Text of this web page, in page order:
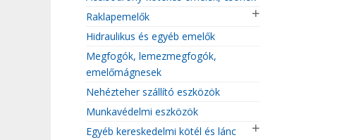
Raklapemelők
Hidraulikus és egyéb emelők
Megfogók, lemezmegfogók,
emelőmágnesek
Nehézteher szállító eszközök
Munkavédelmi eszközök
Egyéb kereskedelmi kötél és lánc